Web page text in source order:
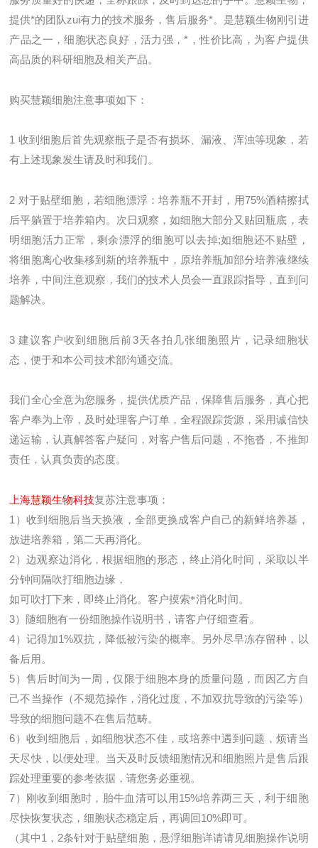
提供*的团队zui有力的技术服务，售后服务*。是慧颖生物刚引进
产品之一，细胞状态良好，活力强，*，性价比高，为客户提供
高品质的科研细胞及相关产品。
购买慧颖细胞注意事项如下：
1 收到细胞后首先观察瓶子是否有损坏、漏液、浑浊等现象，若
有上述现象发生请及时和我们。
2 对于贴壁细胞，若细胞漂浮：培养瓶不开封，用75%酒精擦拭
后平躺置于培养箱内。次日观察，如细胞大部分又贴回瓶底，表
明细胞活力正常，剩余漂浮的细胞可以去掉;如细胞还不贴壁，
将细胞离心收集移到新的培养瓶中，原培养瓶加部分培养液继续
培养，中间注意观察，我们的技术人员会一直跟踪指导，直到问
题解决。
3建议客户收到细胞后前3天各拍几张细胞照片，记录细胞状
态，便于和本公司技术部沟通交流。
我们全心全意为您服务，提供优质产品，保障售后服务，真心把
客户奉为上帝，及时处理客户订单，全程跟踪货源，采用诚信快
递运输，认真解答客户疑问，对客户售后问题，不拖沓，不推卸
责任，认真负责的态度。
上海慧颖生物科技复苏注意事项：
1 ）收到细胞后当天换液，全部更换成客户自己的新鲜培养基，
放进培养箱，第二天再消化。
2）边观察边消化，根据细胞的形态，终止消化时间，采取以半
分钟间隔吹打细胞边缘，
如可吹打下来，即终止消化。客户摸索*消化时间。
3）随细胞有一份细胞操作说明书，请客户仔细查看。
4）记得加1%双抗，降低被污染的概率。另外尽早冻存留种，以
备后用。
5）售后时间为一周，仅限于细胞本身的质量问题，而因乙方自
己不当操作（不规范操作，消化过度，不加双抗导致的污染等）
导致的细胞问题不在售后范畴。
6）收到细胞后，如细胞状态不佳，或培养中遇到问题，烦请当
天尽快，以便处理。当天及时反馈细胞情况和细胞照片是售后跟
踪处理重要的参考依据，请您务必重视。
7）刚收到细胞时，胎牛血清可以用15%培养两三天，利于细胞
尽快恢复状态，细胞状态稳定后，再调回 10%即可。
（其中1 ， 2条针对于贴壁细胞，悬浮细胞详请请见细胞操作说明